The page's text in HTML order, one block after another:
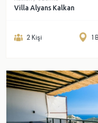
Villa Alyans Kalkan
2 Kişi 1